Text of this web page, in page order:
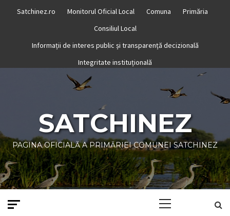
Satchinez.ro Monitorul Oficial Local Comuna
Primăria
Consiliul Local
Informații de interes public și transparență decizională
Integritate instituțională
SATCHINEZ
PAGINA OFICIALĂ A PRIMĂRIEI COMUNEI SATCHINEZ